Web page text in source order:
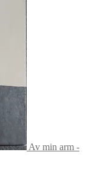
Av min arm -